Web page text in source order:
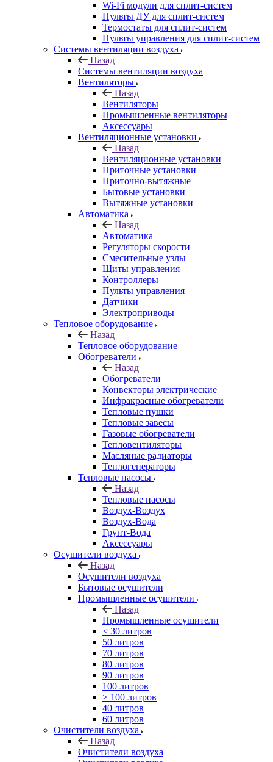
Wi-Fi модули для сплит-систем
Пульты ДУ для сплит-систем
Термостаты для сплит-систем
Пульты управления для сплит-систем
Системы вентиляции воздуха
Назад
Системы вентиляции воздуха
Вентиляторы
Назад
Вентиляторы
Промышленные вентиляторы
Аксессуары
Вентиляционные установки
Назад
Вентиляционные установки
Приточные установки
Приточно-вытяжные
Бытовые установки
Вытяжные установки
Автоматика
Назад
Автоматика
Регуляторы скорости
Смесительные узлы
Щиты управления
Контроллеры
Пульты управления
Датчики
Электроприводы
Тепловое оборудование
Назад
Тепловое оборудование
Обогреватели
Назад
Обогреватели
Конвекторы электрические
Инфракрасные обогреватели
Тепловые пушки
Тепловые завесы
Газовые обогреватели
Тепловентиляторы
Масляные радиаторы
Теплогенераторы
Тепловые насосы
Назад
Тепловые насосы
Воздух-Воздух
Воздух-Вода
Грунт-Вода
Аксессуары
Осушители воздуха
Назад
Осушители воздуха
Бытовые осушители
Промышленные осушители
Назад
Промышленные осушители
< 30 литров
50 литров
70 литров
80 литров
90 литров
100 литров
> 100 литров
40 литров
60 литров
Очистители воздуха
Назад
Очистители воздуха